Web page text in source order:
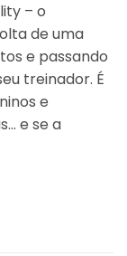
– o
de uma
e passando
treinador. É
e
e se a